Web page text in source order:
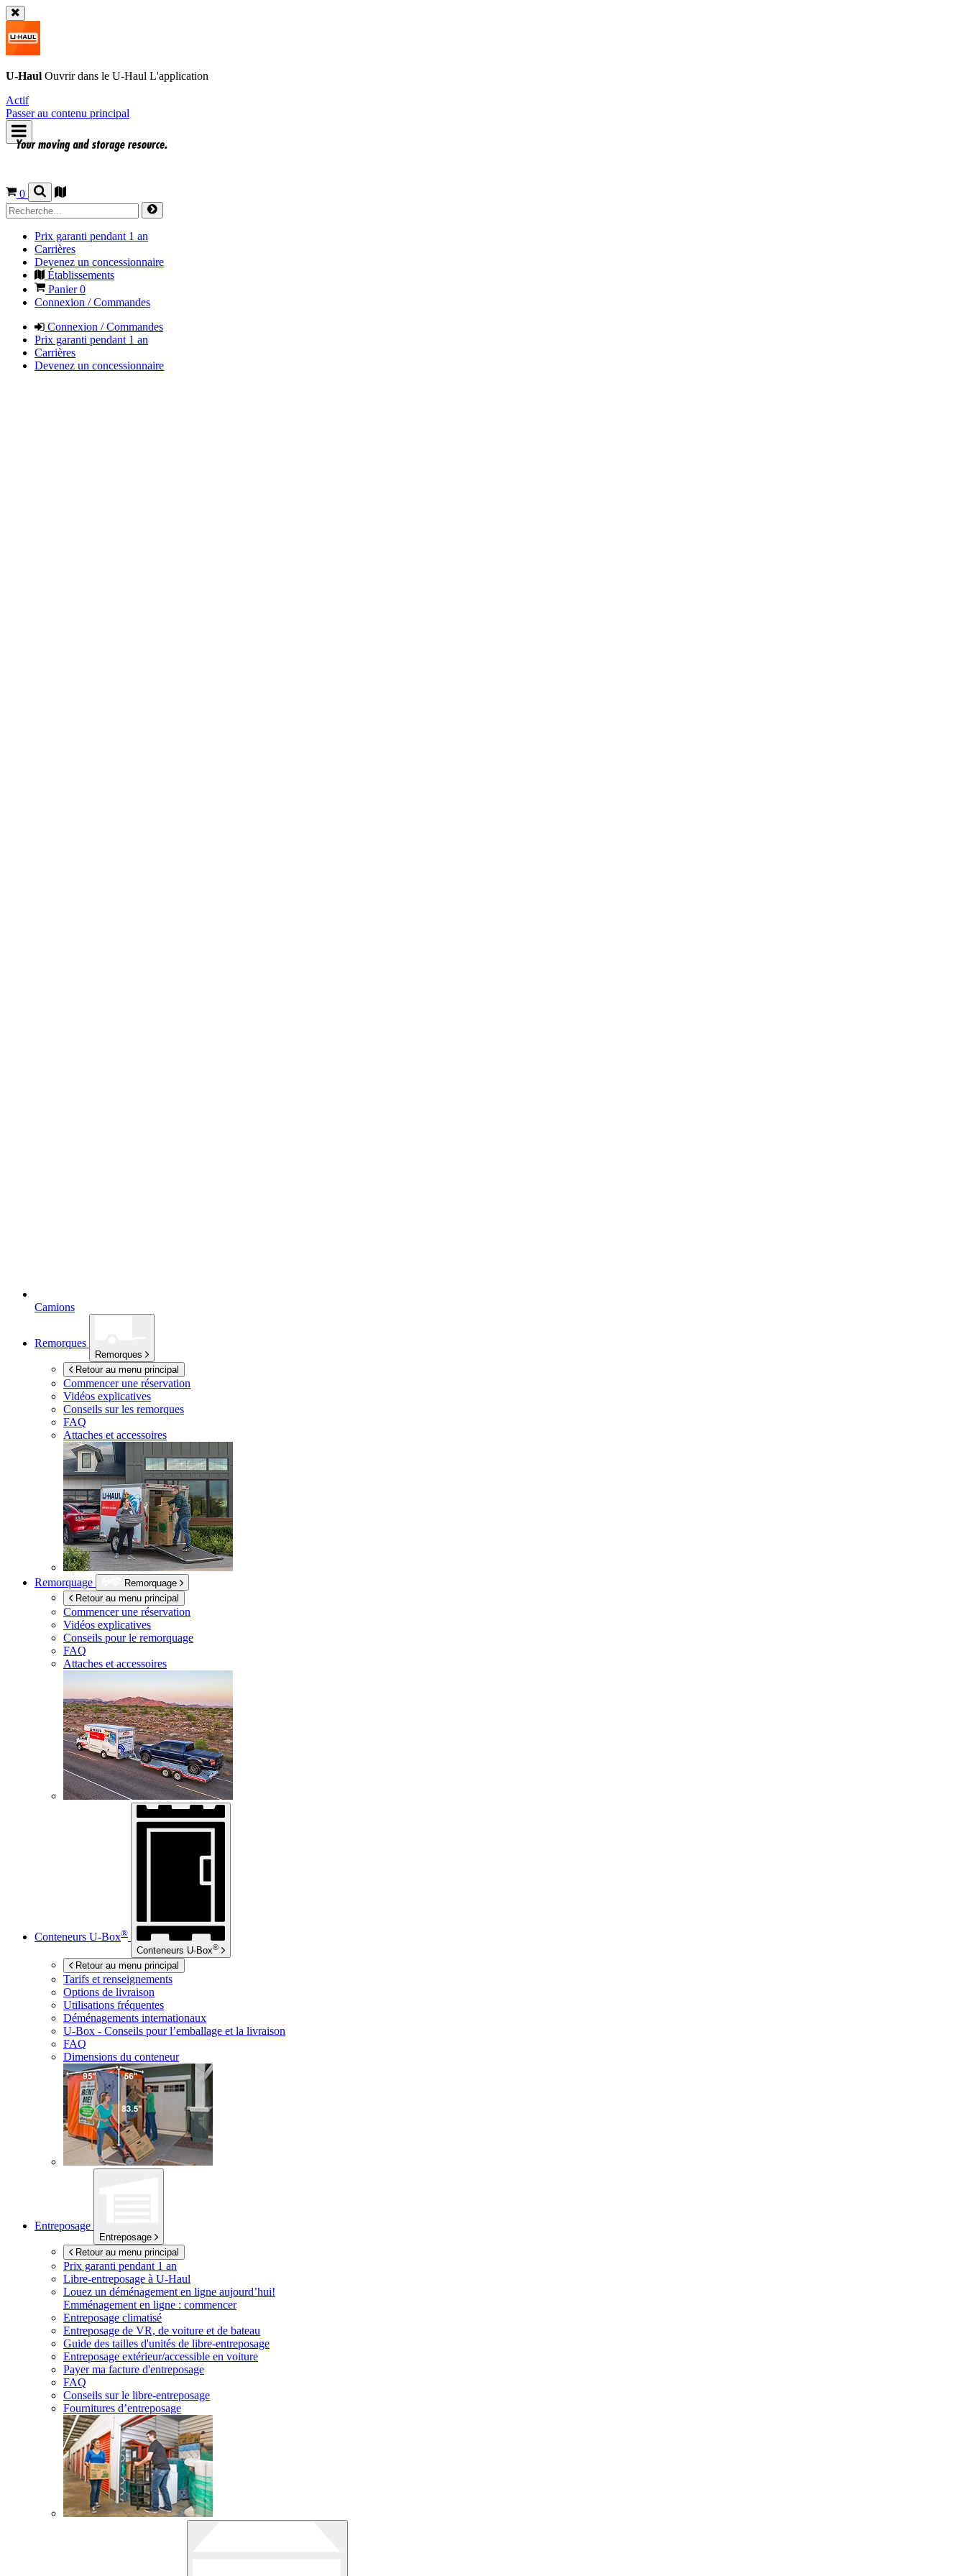
U-Haul Ouvrir dans le U-Haul L'application
Actif
Passer au contenu principal
0
Prix garanti pendant 1 an
Carrières
Devenez un concessionnaire
Établissements
Panier0
Connexion / Commandes
Connexion / Commandes
Prix garanti pendant 1 an
Carrières
Devenez un concessionnaire
Camions
Remorques
Remorques
Retour au menu principal
Commencer une réservation
Vidéos explicatives
Conseils sur les remorques
FAQ
Attaches et accessoires
Remorquage
Remorquage
Retour au menu principal
Commencer une réservation
Vidéos explicatives
Conseils pour le remorquage
FAQ
Attaches et accessoires
Conteneurs U-Box®
Conteneurs U-Box®
Retour au menu principal
Tarifs et renseignements
Options de livraison
Utilisations fréquentes
Déménagements internationaux
U-Box - Conseils pour l’emballage et la livraison
FAQ
Dimensions du conteneur
Entreposage
Entreposage
Retour au menu principal
Prix garanti pendant 1 an
Libre-entreposage à U-Haul
Louez un déménagement en ligne aujourd’hui!
Emménagement en ligne : commencer
Entreposage climatisé
Entreposage de VR, de voiture et de bateau
Guide des tailles d'unités de libre-entreposage
Entreposage extérieur/accessible en voiture
Payer ma facture d'entreposage
FAQ
Conseils sur le libre-entreposage
Fournitures d’entreposage